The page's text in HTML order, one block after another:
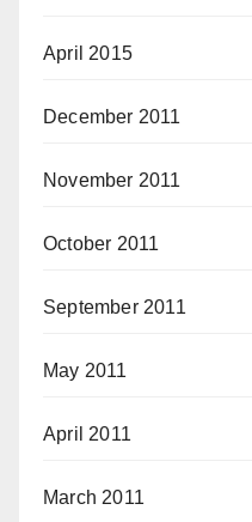
April 2015
December 2011
November 2011
October 2011
September 2011
May 2011
April 2011
March 2011